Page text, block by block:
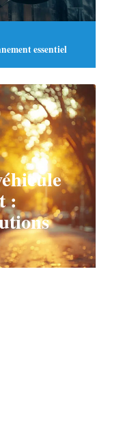
essentiel
: